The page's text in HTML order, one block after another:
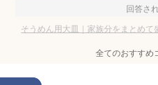
回答さ
そうめん用大皿｜家族分をまとめて
全てのおすすめ